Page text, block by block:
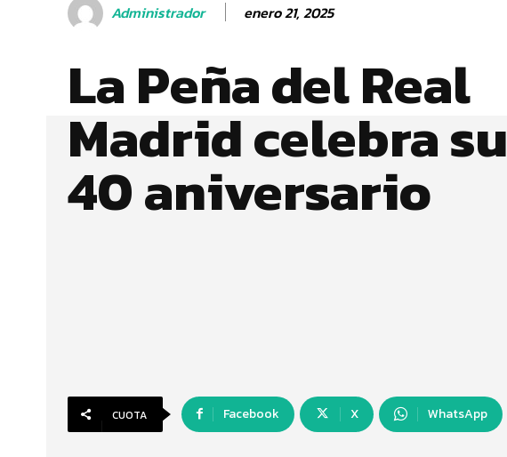
Administrador enero 21, 2025
La Peña del Real
Madrid celebra su
40 aniversario
CUOTA Facebook X WhatsApp